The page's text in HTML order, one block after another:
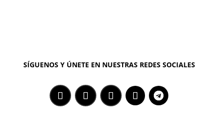
SÍGUENOS Y ÚNETE EN NUESTRAS REDES SOCIALES